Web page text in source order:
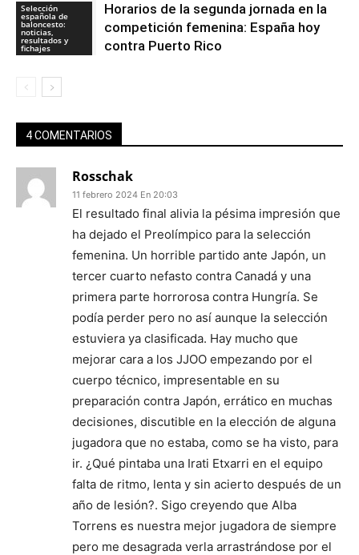
Selección
española de
baloncesto:
noticias,
resultados y
fichajes
Horarios de la segunda jornada en la
competición femenina: España hoy
contra Puerto Rico
4 COMENTARIOS
Rosschak
11 febrero 2024 En 20:03
El resultado final alivia la pésima impresión que
ha dejado el Preolímpico para la selección
femenina. Un horrible partido ante Japón, un
tercer cuarto nefasto contra Canadá y una
primera parte horrorosa contra Hungría. Se
podía perder pero no así aunque la selección
estuviera ya clasificada. Hay mucho que
mejorar cara a los JJOO empezando por el
cuerpo técnico, impresentable en su
preparación contra Japón, errático en muchas
decisiones, discutible en la elección de alguna
jugadora que no estaba, como se ha visto, para
ir. ¿Qué pintaba una Irati Etxarri en el equipo
falta de ritmo, lenta y sin acierto después de un
año de lesión?. Sigo creyendo que Alba
Torrens es nuestra mejor jugadora de siempre
pero me desagrada verla arrastrándose por el